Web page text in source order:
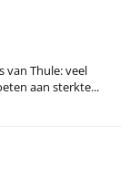
van Thule: veel
aan sterkte...